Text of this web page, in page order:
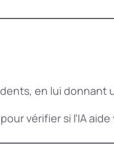
en lui donnant
vérifier si l’IA